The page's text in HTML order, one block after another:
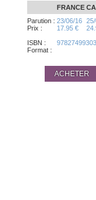
FRANCE
Parution : 23/06/16
Prix :
17.95 €
ISBN :
Format :
ACHETER